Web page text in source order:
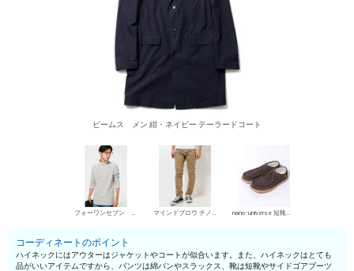
ビームス メン 紺・ネイビー テーラードコート
フォーワンセブン バイ エディフィス ハイネック マインドブロウ チノパン・綿パン nano･universe 短靴・レザーシューズ
コーディネートのポイント
ハイネックにはアウターはジャケットやコートが似合います。また、ハイネックはとても
品がいいアイテムですから、パンツは綿パンやスラックス、靴は短靴やサイドゴアブーツ